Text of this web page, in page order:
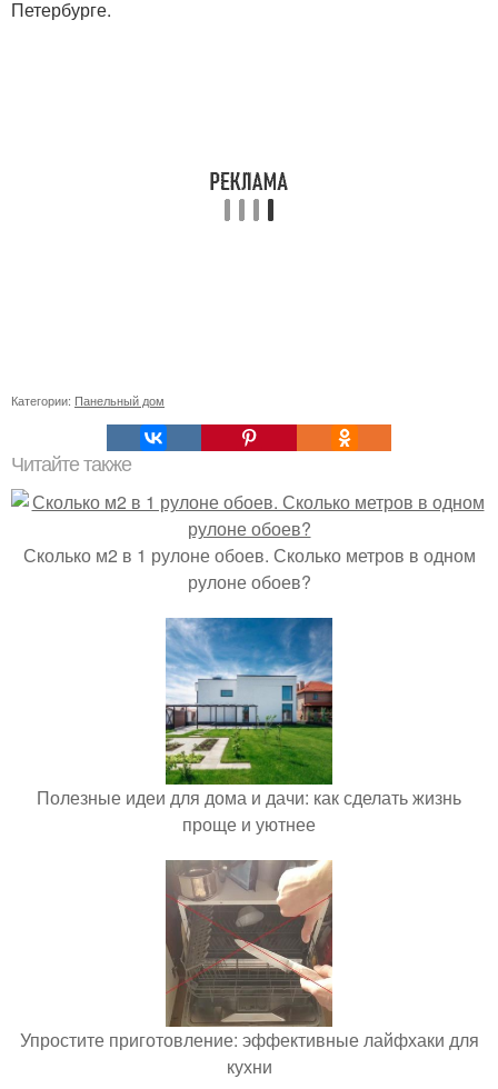
Петербурге.
Категории: Панельный дом
Читайте также
Сколько м2 в 1 рулоне обоев. Сколько метров в одном
рулоне обоев?
Полезные идеи для дома и дачи: как сделать жизнь
проще и уютнее
Упростите приготовление: эффективные лайфхаки для
кухни